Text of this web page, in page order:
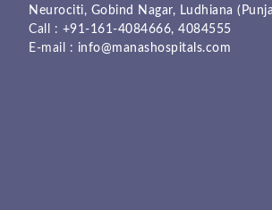
Neurociti, Gobind Nagar, Ludhiana
Call : +91-161-4084666, 4084555
E-mail : info@manashospitals.com